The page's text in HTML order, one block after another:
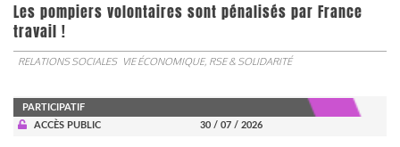
Les pompiers volontaires sont pénalisés par France
travail !
RELATIONS SOCIALES VIE ÉCONOMIQUE, RSE & SOLIDARITÉ
PARTICIPATIF
ACCÈS PUBLIC
30 / 07 / 2026